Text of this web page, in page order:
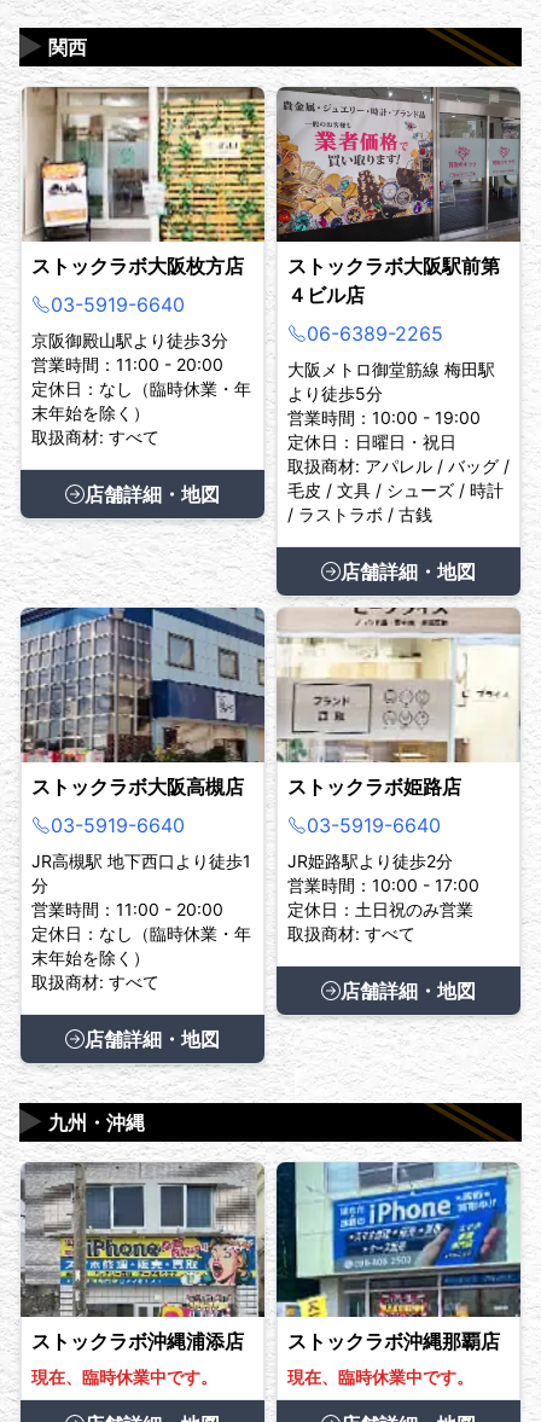
関西
▶
ストックラボ大阪枚方店
03-5919-6640
京阪御殿山駅より徒歩3分
営業時間：11:00 - 20:00
定休日：なし（臨時休業・年
末年始を除く）
取扱商材: すべて
店舗詳細・地図
ストックラボ大阪駅前第
４ビル店
06-6389-2265
大阪メトロ御堂筋線 梅田駅
より徒歩5分
営業時間：10:00 - 19:00
定休日：日曜日・祝日
取扱商材: アパレル / バッグ /
毛皮 / 文具 / シューズ / 時計
/ ラストラボ / 古銭
店舗詳細・地図
ストックラボ大阪高槻店
03-5919-6640
JR高槻駅 地下西口より徒歩1
分
営業時間：11:00 - 20:00
定休日：なし（臨時休業・年
末年始を除く）
取扱商材: すべて
店舗詳細・地図
ストックラボ姫路店
03-5919-6640
JR姫路駅より徒歩2分
営業時間：10:00 - 17:00
定休日：土日祝のみ営業
取扱商材: すべて
店舗詳細・地図
九州・沖縄
▶
ストックラボ沖縄浦添店
現在、臨時休業中です。
ストックラボ沖縄那覇店
現在、臨時休業中です。